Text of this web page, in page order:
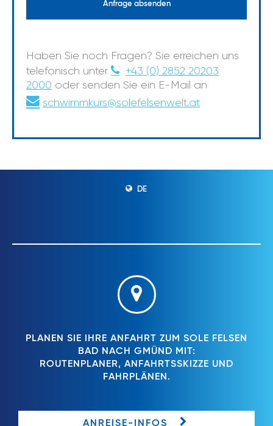
Anfrage absenden
Haben Sie noch Fragen? Sie erreichen uns
telefonisch unter
+43 (0) 2852 20203
2000 oder senden Sie ein E-Mail an
schwimmkurs@solefelsenwelt.at
DE
PLANEN SIE IHRE ANFAHRT ZUM SOLE FELSEN
BAD NACH GMÜND MIT:
ROUTENPLANER, ANFAHRTSSKIZZE UND
FAHRPLÄNEN.
ANREISE-INFOS